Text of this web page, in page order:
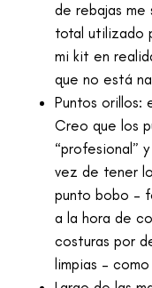
de rebajas
total utilizado
mi kit en
que no está
Puntos orillos:
Creo que los
“profesional”
vez de tener
punto bobo –
a la hora de
costuras por
limpias –